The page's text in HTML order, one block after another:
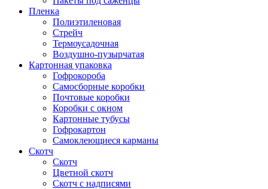
Пленка
Полиэтиленовая
Стрейч
Термоусадочная
Воздушно-пузырчатая
Картонная упаковка
Гофрокороба
Самосборные коробки
Почтовые коробки
Коробки с окном
Картонные тубусы
Гофрокартон
Самоклеющиеся карманы
Скотч
Скотч
Цветной скотч
Скотч с надписями